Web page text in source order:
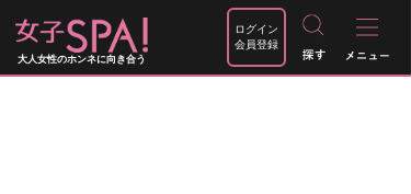
大人女性のホンネに向き合う
ログイン
会員登録